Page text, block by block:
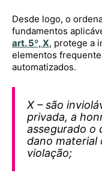
Desde logo, o
fundamentos
art. 5º, X, protege a
elementos
automatizados.
X – são
privada, a
assegurado o
dano material
violação;